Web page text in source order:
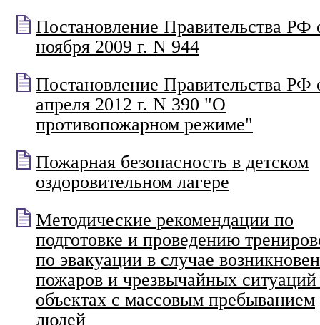
Постановление Правительства РФ
ноября 2009 г. N 944
Постановление Правительства РФ
апреля 2012 г. N 390 "О
противопожарном режиме"
Пожарная безопасность в детском
оздоровительном лагере
Методические рекомендации по
подготовке и проведению
по эвакуации в случае
пожаров и чрезвычайных
объектах с массовым пребыванием
людей